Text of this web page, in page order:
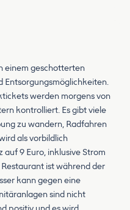
einem geschotterten
Entsorgungsmöglichkeiten.
werden morgens von
kontrolliert. Es gibt viele
zu wandern, Radfahren
als vorbildlich
auf 9 Euro, inklusive Strom
ist während der
kann gegen eine
sind nicht